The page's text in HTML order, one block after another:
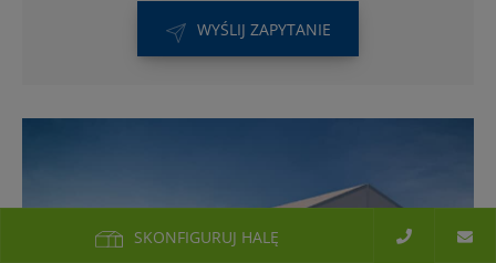
SKONFIGURUJ HALĘ
WYŚLIJ ZAPYTANIE